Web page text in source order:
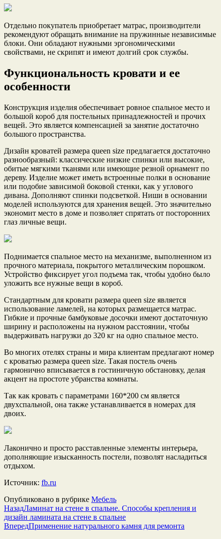
Отдельно покупатель приобретает матрас, производители
рекомендуют обращать внимание на пружинные независимые
блоки. Они обладают нужными эргономическими
свойствами, не скрипят и имеют долгий срок службы.
Функциональность кровати и ее
особенности
Конструкция изделия обеспечивает ровное спальное место и
большой короб для постельных принадлежностей и прочих
вещей. Это является компенсацией за занятие достаточно
большого пространства.
Дизайн кроватей размера queen size предлагается достаточно
разнообразный: классические низкие спинки или высокие,
обитые мягкими тканями или имеющие резной орнамент по
дереву. Изделие может иметь встроенные полки в основание
или подобие зависимой боковой стенки, как у углового
дивана. Дополняют спинки подсветкой. Ниши в основании
моделей используются для хранения вещей. Это значительно
экономит место в доме и позволяет спрятать от посторонних
глаз личные вещи.
Поднимается спальное место на механизме, выполненном из
прочного материала, покрытого металлическим порошком.
Устройство фиксирует угол подъема так, чтобы удобно было
уложить все нужные вещи в короб.
Стандартным для кровати размера queen size является
использование ламелей, на которых размещается матрас.
Гибкие и прочные бамбуковые досочки имеют достаточную
ширину и расположены на нужном расстоянии, чтобы
выдерживать нагрузки до 320 кг на одно спальное место.
Во многих отелях страны и мира клиентам предлагают номер
с кроватью размера queen size. Такая постель очень
гармонично вписывается в гостиничную обстановку, делая
акцент на простоте убранства комнаты.
Так как кровать с параметрами 160*200 см является
двухспальной, она также устанавливается в номерах для
двоих.
Лаконично и просто расставленные элементы интерьера,
дополняющие изысканность постели, позволят насладиться
отдыхом.
Источник: fb.ru
Опубликовано в рубрике Мебель
НазадЛаминат на стене в спальне. Способы крепления и
дизайн ламината на стене в спальне
ВпередПрименение натурального камня для ремонта